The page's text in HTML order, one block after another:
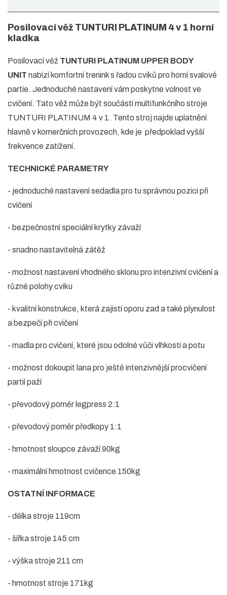
Posilovací věž TUNTURI PLATINUM 4 v 1 horní
kladka
Posilovací věž TUNTURI PLATINUM UPPER BODY
UNIT nabízí komfortní trenink s řadou cviků pro horní svalové
partie. Jednoduché nastavení vám poskytne volnost ve
cvičení. Tato věž může být součástí multifunkčního stroje
TUNTURI PLATINUM 4 v 1. Tento stroj najde uplatnění
hlavně v komerčních provozech, kde je předpoklad vyšší
frekvence zatížení.
TECHNICKÉ PARAMETRY
- jednoduché nastavení sedadla pro tu správnou pozici při
cvičení
- bezpečnostní speciální krytky závaží
- snadno nastavitelná zátěž
- možnost nastavení vhodného sklonu pro intenzivní cvičení a
různé polohy cviku
- kvalitní konstrukce, která zajistí oporu zad a také plynulost
a bezpečí při cvičení
- madla pro cvičení, které jsou odolné vůči vlhkosti a potu
- možnost dokoupit lana pro ještě intenzivnější procvičení
partií paží
- převodový poměr legpress 2:1
- převodový poměr předkopy 1:1
- hmotnost sloupce závaží 90kg
- maximální hmotnost cvičence 150kg
OSTATNÍ INFORMACE
- délka stroje 119cm
- šířka stroje 145 cm
- výška stroje 211 cm
- hmotnost stroje 171kg